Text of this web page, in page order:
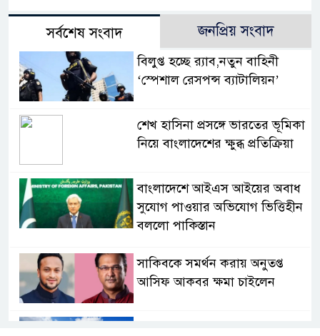
সর্বশেষ সংবাদ জনপ্রিয় সংবাদ
বিলুপ্ত হচ্ছে র‍্যাব,নতুন বাহিনী
‘স্পেশাল রেসপন্স ব্যাটালিয়ন’
শেখ হাসিনা প্রসঙ্গে ভারতের ভূমিকা
নিয়ে বাংলাদেশের ক্ষুব্ধ প্রতিক্রিয়া
বাংলাদেশে আইএস আইয়ের অবাধ
সুযোগ পাওয়ার অভিযোগ ভিত্তিহীন
বললো পাকিস্তান
সাকিবকে সমর্থন করায় অনুতপ্ত
আসিফ আকবর ক্ষমা চাইলেন